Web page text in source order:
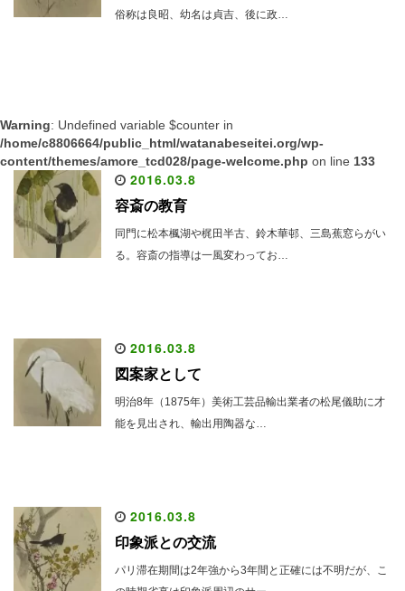
俗称は良昭、幼名は貞吉、後に政…
Warning: Undefined variable $counter in
/home/c8806664/public_html/watanabeseitei.org/wp-
content/themes/amore_tcd028/page-welcome.php on line 133
2016.03.8
容斎の教育
同門に松本楓湖や梶田半古、鈴木華邨、三島蕉窓らがい
る。容斎の指導は一風変わってお…
2016.03.8
図案家として
明治8年（1875年）美術工芸品輸出業者の松尾儀助に才
能を見出され、輸出用陶器な…
2016.03.8
印象派との交流
パリ滞在期間は2年強から3年間と正確には不明だが、こ